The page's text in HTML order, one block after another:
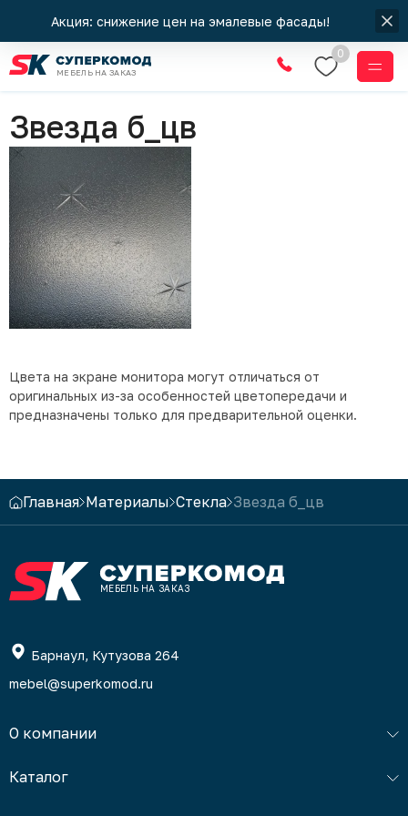
Акция: снижение цен на эмалевые фасады!
МЕБЕЛЬ НА ЗАКАЗ
0
Стекла
Звезда б_цв
Цвета на экране монитора могут отличаться от
оригинальных из-за особенностей цветопередачи и
предназначены только для предварительной оценки.
Главная Материалы Стекла Звезда б_цв
МЕБЕЛЬ НА ЗАКАЗ
Барнаул, Кутузова 264
mebel@superkomod.ru
О компании
Каталог